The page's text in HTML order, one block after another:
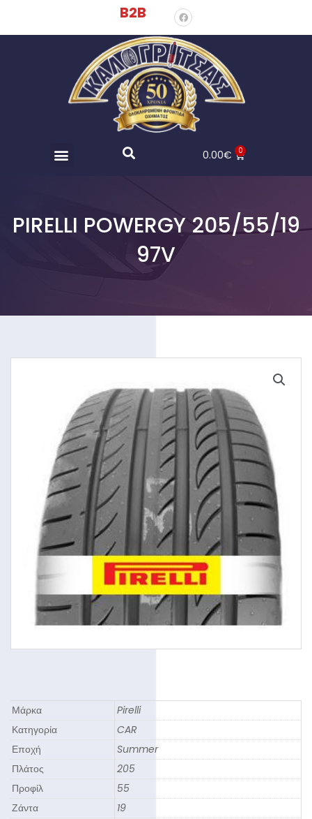
B2B
0.00€ 0
PIRELLI POWERGY 205/55/19
97V
Μάρκα
Pirelli
Κατηγορία
CAR
Εποχή
Summer
Πλάτος
205
Προφίλ
55
Ζάντα
19